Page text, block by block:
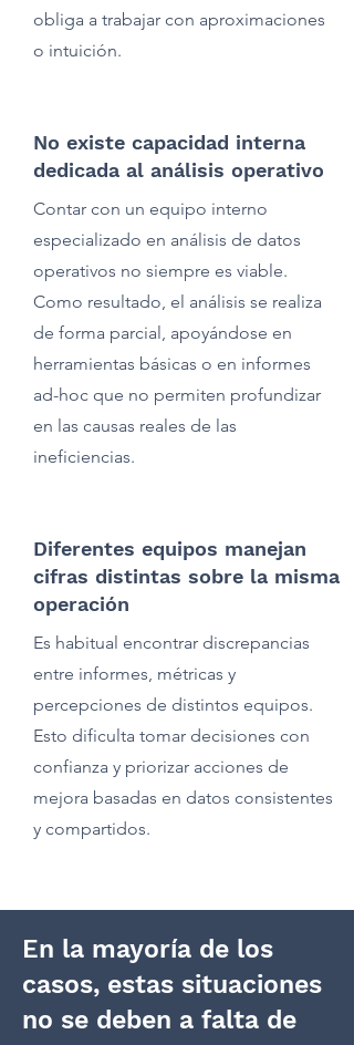
obliga a trabajar con aproximaciones
o intuición.
No existe capacidad interna
dedicada al análisis operativo
Contar con un equipo interno
especializado en análisis de datos
operativos no siempre es viable.
Como resultado, el análisis se realiza
de forma parcial, apoyándose en
herramientas básicas o en informes
ad-hoc que no permiten profundizar
en las causas reales de las
ineficiencias.
Diferentes equipos manejan
cifras distintas sobre la misma
operación
Es habitual encontrar discrepancias
entre informes, métricas y
percepciones de distintos equipos.
Esto dificulta tomar decisiones con
confianza y priorizar acciones de
mejora basadas en datos consistentes
y compartidos.
En la mayoría de los
casos, estas situaciones
no se deben a falta de